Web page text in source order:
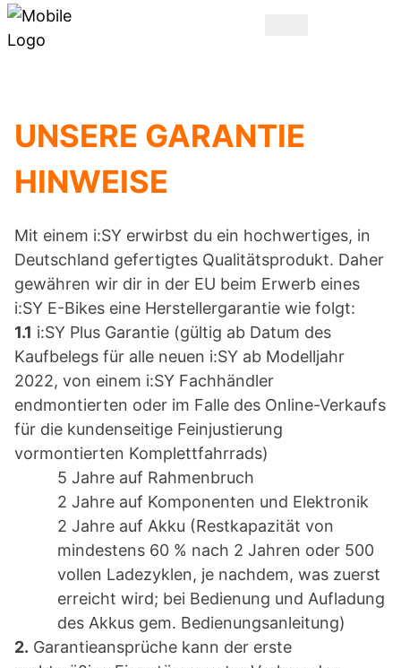
UNSERE GARANTIE
HINWEISE
Mit einem i:SY erwirbst du ein hochwertiges, in
Deutschland gefertigtes Qualitätsprodukt. Daher
gewähren wir dir in der EU beim Erwerb eines
i:SY E-Bikes eine Herstellergarantie wie folgt:
1.1 i:SY Plus Garantie (gültig ab Datum des
Kaufbelegs für alle neuen i:SY ab Modelljahr
2022, von einem i:SY Fachhändler
endmontierten oder im Falle des Online-Verkaufs
für die kundenseitige Feinjustierung
vormontierten Komplettfahrrads)
5 Jahre auf Rahmenbruch
2 Jahre auf Komponenten und Elektronik
2 Jahre auf Akku (Restkapazität von
mindestens 60 % nach 2 Jahren oder 500
vollen Ladezyklen, je nachdem, was zuerst
erreicht wird; bei Bedienung und Aufladung
des Akkus gem. Bedienungsanleitung)
2. Garantieansprüche kann der erste